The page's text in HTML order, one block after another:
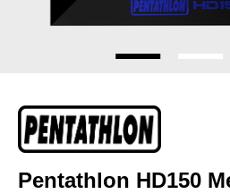
Pentathlon HD150